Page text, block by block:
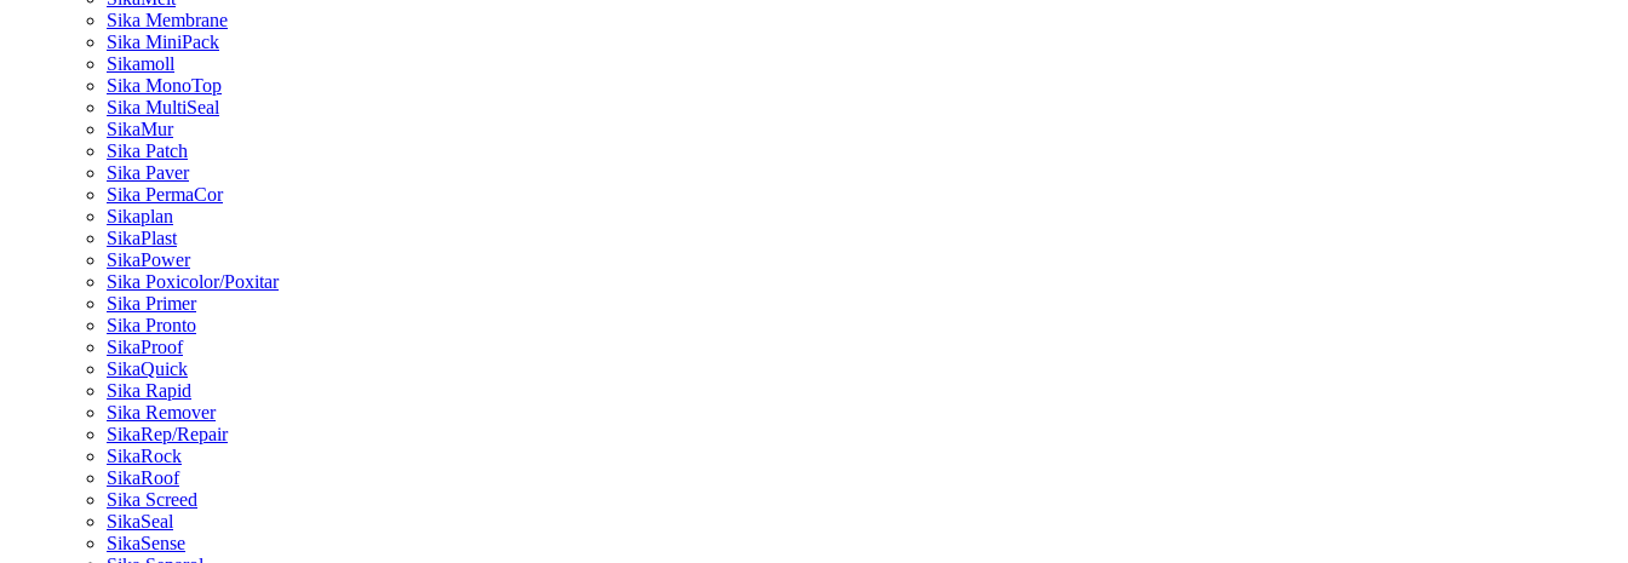
Sika Membrane
Sika MiniPack
Sikamoll
Sika MonoTop
Sika MultiSeal
SikaMur
Sika Patch
Sika Paver
Sika PermaCor
Sikaplan
SikaPlast
SikaPower
Sika Poxicolor/Poxitar
Sika Primer
Sika Pronto
SikaProof
SikaQuick
Sika Rapid
Sika Remover
SikaRep/Repair
SikaRock
SikaRoof
Sika Screed
SikaSeal
SikaSense